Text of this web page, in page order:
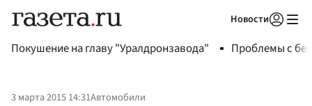
Новости
Покушение на главу "Уралдронзавода" Проблемы с
3 марта 2015 14:31Автомобили